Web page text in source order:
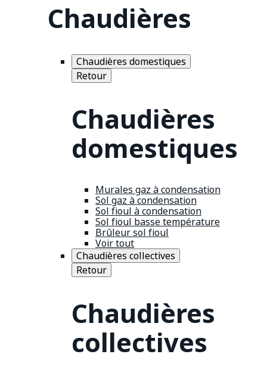
Chaudières
Chaudières domestiques
Retour
Chaudières
domestiques
Murales gaz à condensation
Sol gaz à condensation
Sol fioul à condensation
Sol fioul basse température
Brûleur sol fioul
Voir tout
Chaudières collectives
Retour
Chaudières
collectives